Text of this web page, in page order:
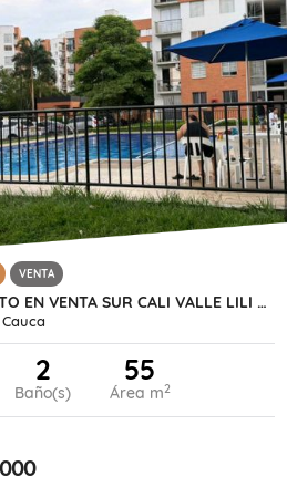
VENTA
APARTAMENTO EN VENTA SUR CALI VALLE LILI SECTOR MELENDEZ 3ER PISO
2
Baño(s)
55
Área m2